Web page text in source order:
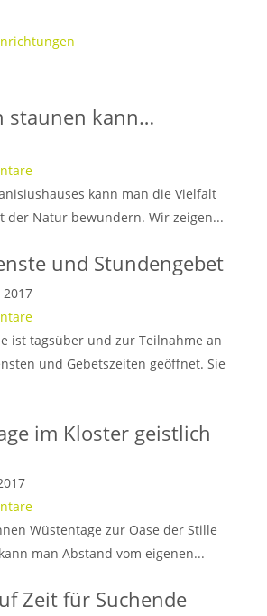
staunen kann…
kann man die Vielfalt
der Natur bewundern. Wir zeigen...
und Stundengebet
ist tagsüber und zur Teilnahme an
und Gebetszeiten geöffnet. Sie
im Kloster geistlich
Wüstentage zur Oase der Stille
man Abstand vom eigenen...
Zeit für Suchende